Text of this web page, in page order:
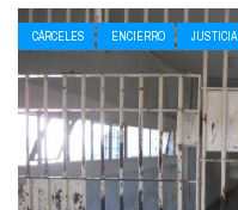
CÁRCELES ENCIERRO JUSTICIA